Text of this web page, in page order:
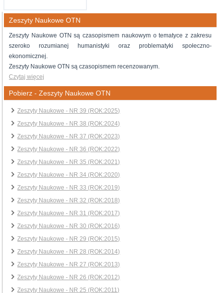
Zeszyty Naukowe OTN
Zeszyty Naukowe OTN są czasopismem naukowym o tematyce z zakresu
szeroko rozumianej humanistyki oraz problematyki społeczno-
ekonomicznej.
Zeszyty Naukowe OTN są czasopismem recenzowanym.
Czytaj więcej
Pobierz - Zeszyty Naukowe OTN
Zeszyty Naukowe - NR 39 (ROK:2025)
Zeszyty Naukowe - NR 38 (ROK:2024)
Zeszyty Naukowe - NR 37 (ROK:2023)
Zeszyty Naukowe - NR 36 (ROK:2022)
Zeszyty Naukowe - NR 35 (ROK:2021)
Zeszyty Naukowe - NR 34 (ROK:2020)
Zeszyty Naukowe - NR 33 (ROK:2019)
Zeszyty Naukowe - NR 32 (ROK:2018)
Zeszyty Naukowe - NR 31 (ROK:2017)
Zeszyty Naukowe - NR 30 (ROK:2016)
Zeszyty Naukowe - NR 29 (ROK:2015)
Zeszyty Naukowe - NR 28 (ROK:2014)
Zeszyty Naukowe - NR 27 (ROK:2013)
Zeszyty Naukowe - NR 26 (ROK:2012)
Zeszyty Naukowe - NR 25 (ROK:2011)